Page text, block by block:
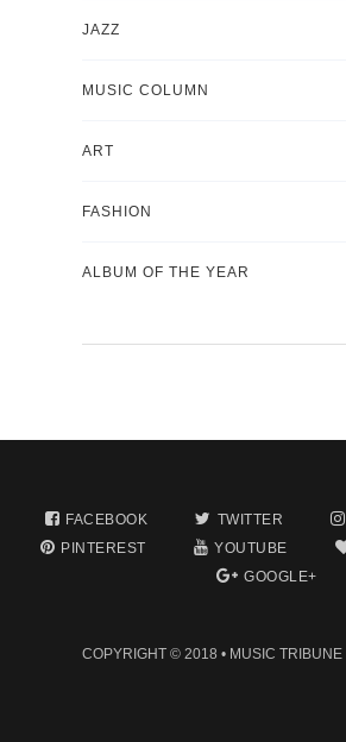
JAZZ
MUSIC COLUMN
ART
FASHION
ALBUM OF THE YEAR
FACEBOOK TWITTER
PINTEREST
YOUTUBE
GOOGLE+
COPYRIGHT © 2018 • MUSIC TRIBUNE